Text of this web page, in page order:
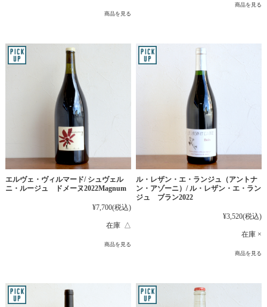
商品を見る
商品を見る
エルヴェ・ヴィルマード/ シュヴェル
ニ・ルージュ ドメーヌ2022Magnum
¥7,700(税込)
在庫 △
商品を見る
ル・レザン・エ・ランジュ（アントナ
ン・アゾーニ）/ ル・レザン・エ・ラン
ジュ ブラン2022
¥3,520(税込)
在庫 ×
商品を見る